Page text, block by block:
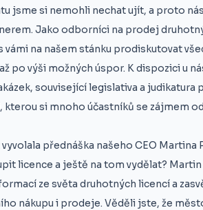
jsme si nemohli nechat ujít, a proto
Jako odborníci na prodej
na našem stánku prodiskutovat
po výši možných úspor. K dispozici u
související legislativa a judikatura
si mnoho účastníků se zájmem
přednáška našeho CEO Martina
licence a ještě na tom vydělat?
ze světa druhotných licencí a
nákupu i prodeje. Věděli jste, že